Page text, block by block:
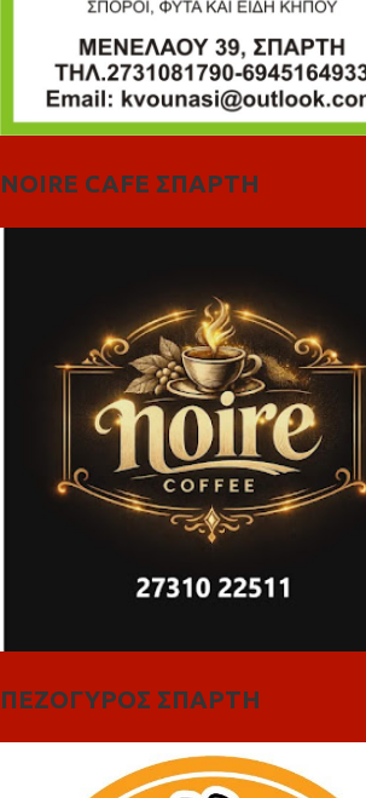
NOIRE CAFE ΣΠΑΡΤΗ
ΠΕΖΟΓΥΡΟΣ ΣΠΑΡΤΗ